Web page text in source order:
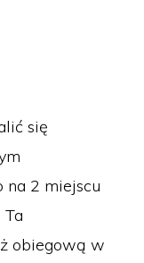
się
na 2 miejscu
obiegową w